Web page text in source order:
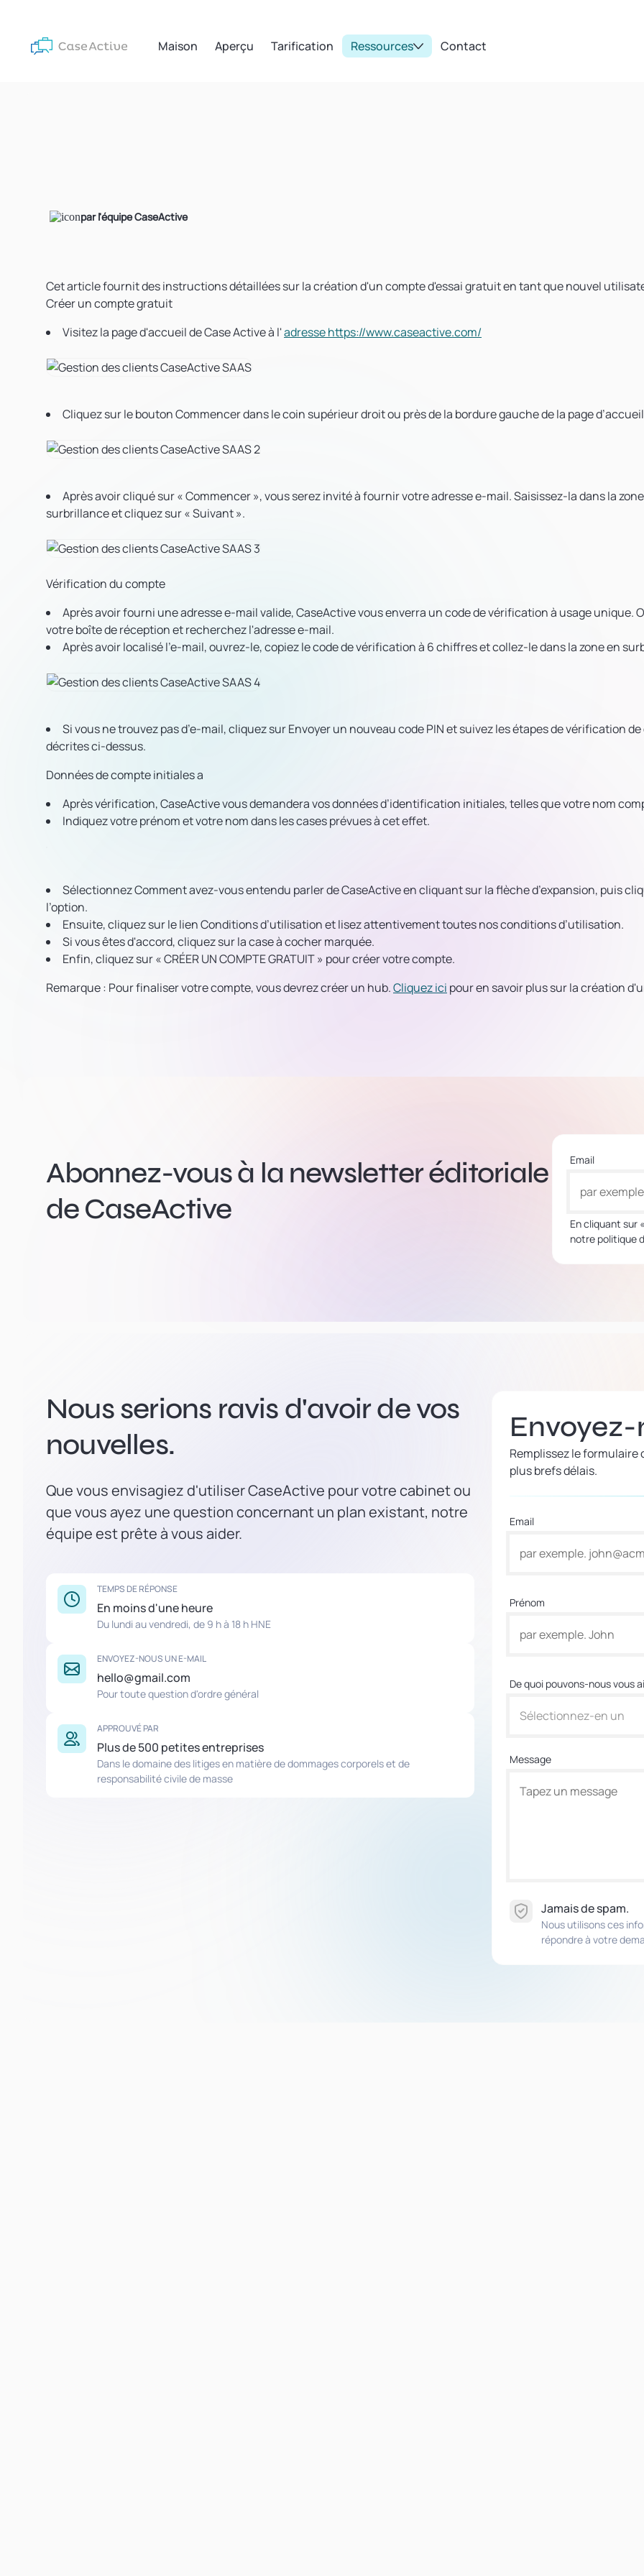
Maison Aperçu Tarification Ressources Contact
par l'équipe CaseActive
Cet article fournit des instructions détaillées sur la création d'un compte d'essai gratuit en tant que nouvel
Créer un compte gratuit
Visitez la page d'accueil de Case Active à l'adresse https://www.caseactive.com/
Cliquez sur le bouton Commencer dans le coin supérieur droit ou près de la bordure gauche de la page
Après avoir cliqué sur « Commencer », vous serez invité à fournir votre adresse e-mail. Saisissez-la dans la
surbrillance et cliquez sur « Suivant ».
Vérification du compte
Après avoir fourni une adresse e-mail valide, CaseActive vous enverra un code de vérification à usage unique.
votre boîte de réception et recherchez l'adresse e-mail.
Après avoir localisé l’e-mail, ouvrez-le, copiez le code de vérification à 6 chiffres et collez-le dans la zone en
Si vous ne trouvez pas d’e-mail, cliquez sur Envoyer un nouveau code PIN et suivez les étapes de vérification
décrites ci-dessus.
Données de compte initialesa
Après vérification, CaseActive vous demandera vos données d’identification initiales, telles que votre nom
Indiquez votre prénom et votre nom dans les cases prévues à cet effet.
Sélectionnez Comment avez-vous entendu parler de CaseActive en cliquant sur la flèche d’expansion, puis
l’option.
Ensuite, cliquez sur le lien Conditions d’utilisation et lisez attentivement toutes nos conditions d’utilisation.
Si vous êtes d'accord, cliquez sur la case à cocher marquée.
Enfin, cliquez sur « CRÉER UN COMPTE GRATUIT » pour créer votre compte.
Remarque: Pour finaliser votre compte, vous devrez créer un hub.Cliquez ici pour en savoir plus sur la création
Abonnez-vous à la newsletter éditoriale
de CaseActive
Email
En cliquant sur
notre politique
Nous serions ravis d'avoir de vos
nouvelles.
Que vous envisagiez d'utiliser CaseActive pour votre cabinet ou
que vous ayez une question concernant un plan existant, notre
équipe est prête à vous aider.
TEMPS DE RÉPONSE
En moins d'une heure
Du lundi au vendredi, de 9 h à 18 h HNE
ENVOYEZ-NOUS UN E-MAIL
hello@gmail.com
Pour toute question d'ordre général
APPROUVÉ PAR
Plus de 500 petites entreprises
Dans le domaine des litiges en matière de dommages corporels et de
responsabilité civile de masse
Remplissez le
plus brefs délais.
Email
Prénom
De quoi pouvons-nous vous
Sélectionnez-en un
Message
Jamais de spam.
Nous utilisons ces
répondre à votre